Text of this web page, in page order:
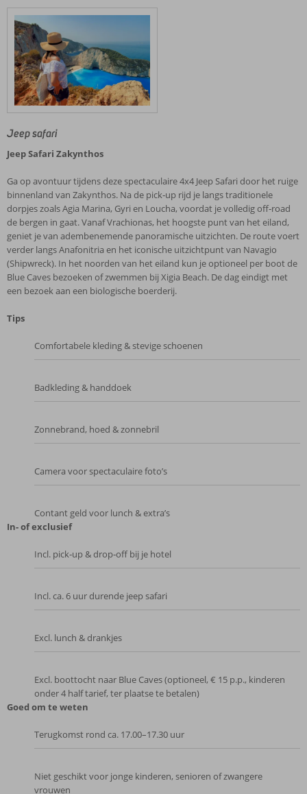
Jeep safari
Jeep Safari Zakynthos
Ga op avontuur tijdens deze spectaculaire 4x4 Jeep Safari door het ruige
binnenland van Zakynthos. Na de pick‑up rijd je langs traditionele
dorpjes zoals Agia Marina, Gyri en Loucha, voordat je volledig off‑road
de bergen in gaat. Vanaf Vrachionas, het hoogste punt van het eiland,
geniet je van adembenemende panoramische uitzichten. De route voert
verder langs Anafonitria en het iconische uitzichtpunt van Navagio
(Shipwreck). In het noorden van het eiland kun je optioneel per boot de
Blue Caves bezoeken of zwemmen bij Xigia Beach. De dag eindigt met
een bezoek aan een biologische boerderij.
Tips
Comfortabele kleding & stevige schoenen
Badkleding & handdoek
Zonnebrand, hoed & zonnebril
Camera voor spectaculaire foto’s
Contant geld voor lunch & extra’s
In- of exclusief
Incl. pick‑up & drop‑off bij je hotel
Incl. ca. 6 uur durende jeep safari
Excl. lunch & drankjes
Excl. boottocht naar Blue Caves (optioneel, € 15 p.p., kinderen
onder 4 half tarief, ter plaatse te betalen)
Goed om te weten
Terugkomst rond ca. 17.00–17.30 uur
Niet geschikt voor jonge kinderen, senioren of zwangere
vrouwen